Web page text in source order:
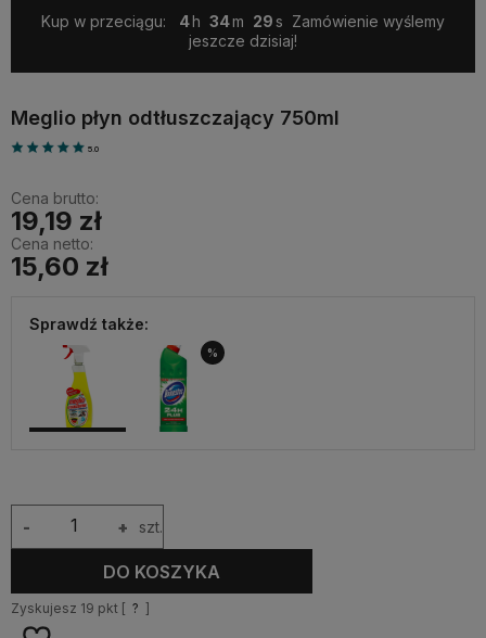
Kup w przeciągu: 4 34 28
Zamówienie wyślemy
jeszcze dzisiaj!
Meglio płyn odtłuszczający 750ml
5.0
Cena brutto:
19,19 zł
Cena netto:
15,60 zł
Sprawdź także:
%
+
- szt.
DO KOSZYKA
Zyskujesz 19 pkt [ ? ]